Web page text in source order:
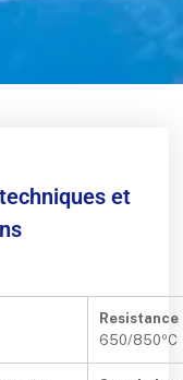
et
650/850ºC